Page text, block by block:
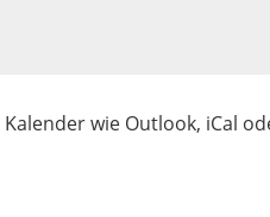
Kalender wie Outlook, iCal